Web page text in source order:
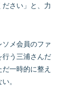
さい」と、力
メ会員のファ
行う三浦さんだ
一時的に整え
。